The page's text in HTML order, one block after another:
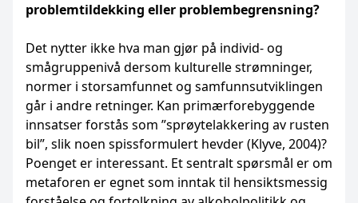
problemtildekking eller problembegrensning?
Det nytter ikke hva man gjør på individ- og
smågruppenivå dersom kulturelle strømninger,
normer i storsamfunnet og samfunnsutviklingen
går i andre retninger. Kan primærforebyggende
innsatser forstås som ”sprøytelakkering av rusten
bil”, slik noen spissformulert hevder (Klyve, 2004)?
Poenget er interessant. Et sentralt spørsmål er om
metaforen er egnet som inntak til hensiktsmessig